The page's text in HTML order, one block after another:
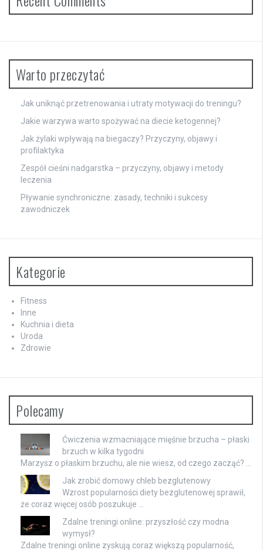
Warto przeczytać
Jak uniknąć przetrenowania i utraty motywacji do treningu?
Jakie warzywa warto spożywać na diecie ketogennej?
Jak żylaki wpływają na biegaczy? Przyczyny, objawy i
profilaktyka
Zespół cieśni nadgarstka – przyczyny, objawy i metody
leczenia
Pływanie synchroniczne: zasady, techniki i sukcesy
zawodniczek
Kategorie
Fitness
Inne
Kuchnia i dieta
Uroda
Zdrowie
Polecamy
Ćwiczenia wzmacniające mięśnie brzucha – płaski
brzuch w kilka tygodni
Marzysz o płaskim brzuchu, ale nie wiesz, od czego zacząć? …
Jak zrobić domowy chleb bezglutenowy
Wzrost popularności diety bezglutenowej sprawił,
że coraz więcej osób poszukuje …
Zdalne treningi online: przyszłość czy modna
wymysł?
Zdalne treningi online zyskują coraz większą popularność,